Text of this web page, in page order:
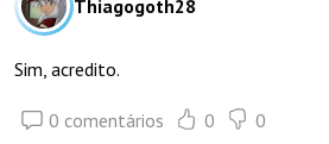
Thiagogoth28
Sim, acredito.
0 comentários 0 0